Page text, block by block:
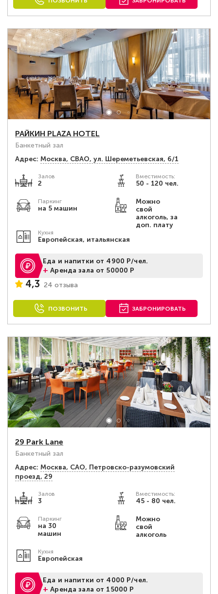
РАЙКИН PLAZA HOTEL
Банкетный зал
Адрес: Москва, СВАО, ул. Шереметьевская, 6/1
Залов
2
Вместимость:
50 - 120 чел.
Паркинг
на 5 машин
Можно
свой
алкоголь, за
доп. плату
Кухня
Европейская, итальянская
Еда и напитки от 4900 Р/чел.
+Аренда зала от 50000 Р
4,3 24 отзыва
ПОЗВОНИТЬ ЗАБРОНИРОВАТЬ
29 Park Lane
Банкетный зал
Адрес: Москва, САО, Петровско-разумовский
проезд, 29
Залов
3
Вместимость:
45 - 80 чел.
Паркинг
на 30
машин
Можно
свой
алкоголь
Кухня
Европейская
Еда и напитки от 4000 Р/чел.
+Аренда зала от 15000 Р